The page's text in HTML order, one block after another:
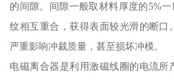
的间隙。间隙一般取材料厚度的5%
纹相互重合，获得表面较光滑的断口
严重影响冲裁质量，甚至损坏冲模。
电磁离合器是利用激磁线圈的电流所